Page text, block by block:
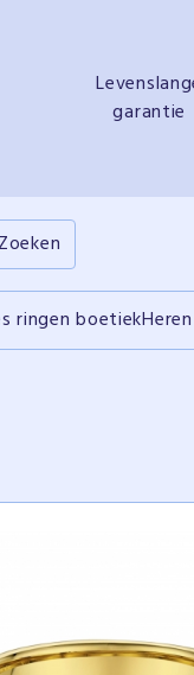
garantie
ringen boetiek